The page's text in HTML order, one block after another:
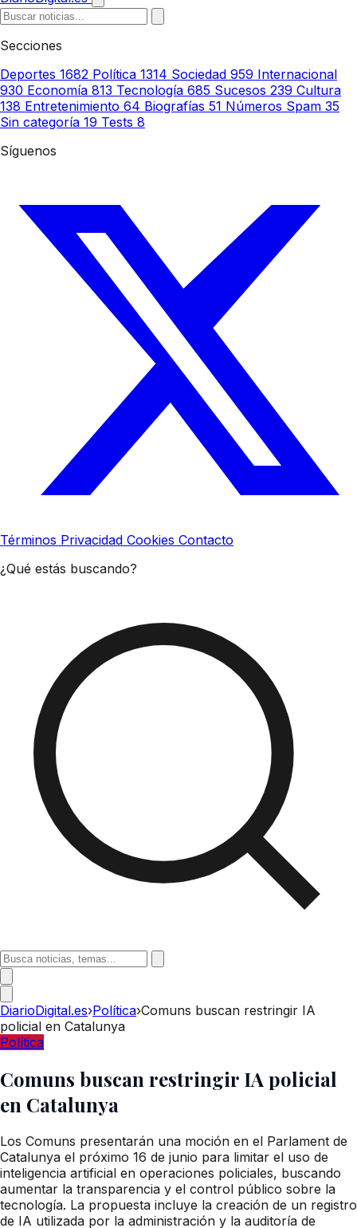
Secciones
Deportes 1682 Política 1314 Sociedad 959 Internacional
930 Economía 813 Tecnología 685 Sucesos 239 Cultura
138 Entretenimiento 64 Biografías 51 Números Spam 35
Sin categoría 19 Tests 8
Síguenos
Términos Privacidad Cookies Contacto
¿Qué estás buscando?
DiarioDigital.es›Política›Comuns buscan restringir IA
policial en Catalunya
Política
Comuns buscan restringir IA policial
en Catalunya
Los Comuns presentarán una moción en el Parlament de
Catalunya el próximo 16 de junio para limitar el uso de
inteligencia artificial en operaciones policiales, buscando
aumentar la transparencia y el control público sobre la
tecnología. La propuesta incluye la creación de un registro
de IA utilizada por la administración y la auditoría de